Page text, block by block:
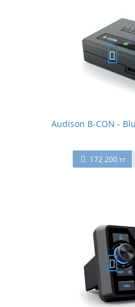
Audison B-CON -
172 200 тг